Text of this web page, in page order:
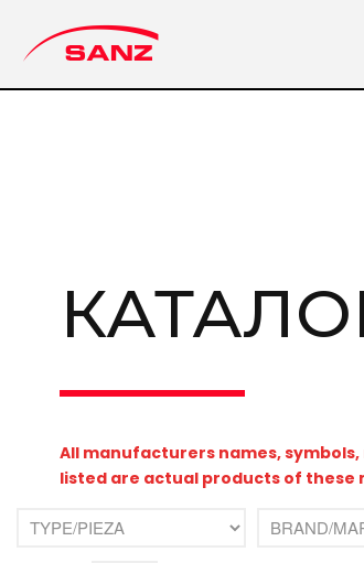
Производство и
All manufacturers names,
listed are actual products of these